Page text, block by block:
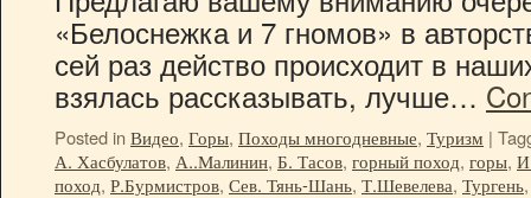
«Белоснежка и 7 гномов» в
сей раз действо происходит в
взялась рассказывать, лучше…
Posted in Видео, Горы, Походы многодневные, Туризм |
А. Хасбулатов, А..Малинин, Б. Тасов, горный поход, горы,
поход, Р.Бурмистров, Сев. Тянь-Шань, Т.Шевелева, Тургень